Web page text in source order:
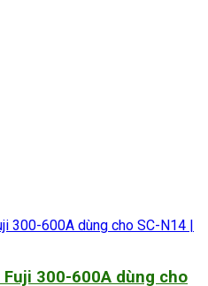
300-600A dùng cho